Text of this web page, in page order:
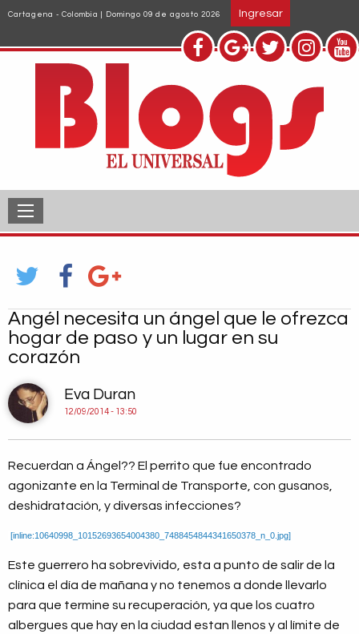
Pasar
contenido
principal
Cartagena - Colombia | Domingo 09 de agosto 2026 Ingresar
Angél necesita un ángel que le ofrezca
hogar de paso y un lugar en su
corazón
Eva Duran
12/09/2014 - 13:50
Recuerdan a Ángel?? El perrito que fue encontrado
agonizante en la Terminal de Transporte, con gusanos,
deshidratación, y diversas infecciones?
[inline:10640998_10152693654004380_7488454844341650378_n_0.jpg]
Este guerrero ha sobrevivido, esta a punto de salir de la
clínica el día de mañana y no tenemos a donde llevarlo
para que termine su recuperación, ya que los cuatro
albergues que hay en la ciudad estan llenos y al límite de